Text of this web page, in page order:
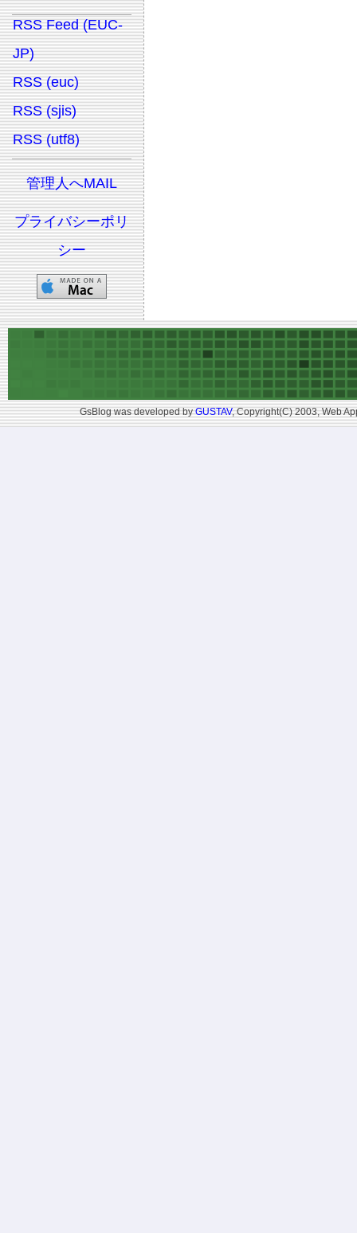
RSS Feed (EUC-
JP)
RSS (euc)
RSS (sjis)
RSS (utf8)
管理人へMAIL
プライバシーポリ
シー
GsBlog was developed byGUSTAV, Copyright(C) 2003, Web